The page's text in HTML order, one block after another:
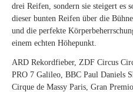
drei Reifen, sondern sie steigert es
dieser bunten Reifen über die
und die perfekte
einem echten Höhepunkt.
ARD Rekordfieber, ZDF Circus
PRO 7 Galileo, BBC Paul Daniels
Cirque de Massy Paris, Gran